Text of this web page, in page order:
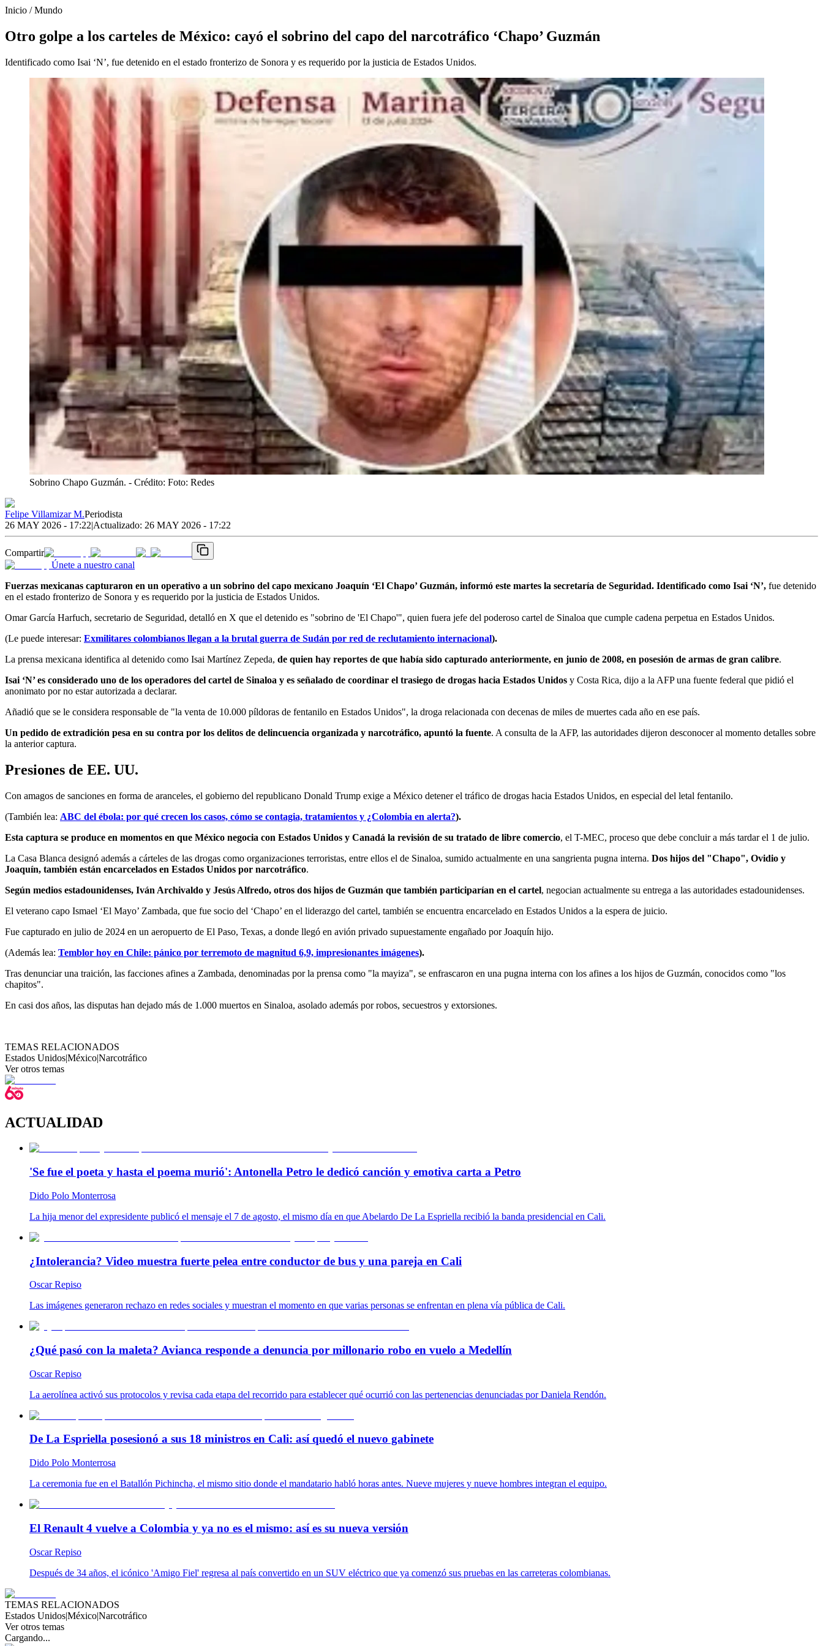
Inicio /Mundo
Otro golpe a los carteles de México: cayó el sobrino del capo del narcotráfico ‘Chapo’ Guzmán
Identificado como Isai ‘N’, fue detenido en el estado fronterizo de Sonora y es requerido por la justicia de Estados Unidos.
Sobrino Chapo Guzmán. - Crédito: Foto: Redes
Felipe Villamizar M.Periodista
26 MAY 2026 - 17:22|Actualizado: 26 MAY 2026 - 17:22
Compartir
Únete a nuestro canal
Fuerzas mexicanas capturaron en un operativo a un sobrino del capo mexicano Joaquín ‘El Chapo’ Guzmán, informó este martes la secretaría de Seguridad. Identificado como Isai ‘N’, fue detenido
en el estado fronterizo de Sonora y es requerido por la justicia de Estados Unidos.
Omar García Harfuch, secretario de Seguridad, detalló en X que el detenido es "sobrino de 'El Chapo'", quien fuera jefe del poderoso cartel de Sinaloa que cumple cadena perpetua en Estados Unidos.
(Le puede interesar: Exmilitares colombianos llegan a la brutal guerra de Sudán por red de reclutamiento internacional).
La prensa mexicana identifica al detenido como Isai Martínez Zepeda, de quien hay reportes de que había sido capturado anteriormente, en junio de 2008, en posesión de armas de gran calibre.
Isai ‘N’ es considerado uno de los operadores del cartel de Sinaloa y es señalado de coordinar el trasiego de drogas hacia Estados Unidos y Costa Rica, dijo a la AFP una fuente federal que pidió el
anonimato por no estar autorizada a declarar.
Añadió que se le considera responsable de "la venta de 10.000 píldoras de fentanilo en Estados Unidos", la droga relacionada con decenas de miles de muertes cada año en ese país.
Un pedido de extradición pesa en su contra por los delitos de delincuencia organizada y narcotráfico, apuntó la fuente. A consulta de la AFP, las autoridades dijeron desconocer al momento detalles sobre
la anterior captura.
Presiones de EE. UU.
Con amagos de sanciones en forma de aranceles, el gobierno del republicano Donald Trump exige a México detener el tráfico de drogas hacia Estados Unidos, en especial del letal fentanilo.
(También lea: ABC del ébola: por qué crecen los casos, cómo se contagia, tratamientos y ¿Colombia en alerta?).
Esta captura se produce en momentos en que México negocia con Estados Unidos y Canadá la revisión de su tratado de libre comercio, el T-MEC, proceso que debe concluir a más tardar el 1 de julio.
La Casa Blanca designó además a cárteles de las drogas como organizaciones terroristas, entre ellos el de Sinaloa, sumido actualmente en una sangrienta pugna interna. Dos hijos del "Chapo", Ovidio y
Joaquín, también están encarcelados en Estados Unidos por narcotráfico.
Según medios estadounidenses, Iván Archivaldo y Jesús Alfredo, otros dos hijos de Guzmán que también participarían en el cartel, negocian actualmente su entrega a las autoridades estadounidenses.
El veterano capo Ismael ‘El Mayo’ Zambada, que fue socio del ‘Chapo’ en el liderazgo del cartel, también se encuentra encarcelado en Estados Unidos a la espera de juicio.
Fue capturado en julio de 2024 en un aeropuerto de El Paso, Texas, a donde llegó en avión privado supuestamente engañado por Joaquín hijo.
(Además lea: Temblor hoy en Chile: pánico por terremoto de magnitud 6,9, impresionantes imágenes).
Tras denunciar una traición, las facciones afines a Zambada, denominadas por la prensa como "la mayiza", se enfrascaron en una pugna interna con los afines a los hijos de Guzmán, conocidos como "los
chapitos".
En casi dos años, las disputas han dejado más de 1.000 muertos en Sinaloa, asolado además por robos, secuestros y extorsiones.
TEMAS RELACIONADOS
Estados Unidos|México|Narcotráfico
Ver otros temas
ACTUALIDAD
'Se fue el poeta y hasta el poema murió': Antonella Petro le dedicó canción y emotiva carta a Petro
Dido Polo Monterrosa
La hija menor del expresidente publicó el mensaje el 7 de agosto, el mismo día en que Abelardo De La Espriella recibió la banda presidencial en Cali.
¿Intolerancia? Video muestra fuerte pelea entre conductor de bus y una pareja en Cali
Oscar Repiso
Las imágenes generaron rechazo en redes sociales y muestran el momento en que varias personas se enfrentan en plena vía pública de Cali.
¿Qué pasó con la maleta? Avianca responde a denuncia por millonario robo en vuelo a Medellín
Oscar Repiso
La aerolínea activó sus protocolos y revisa cada etapa del recorrido para establecer qué ocurrió con las pertenencias denunciadas por Daniela Rendón.
De La Espriella posesionó a sus 18 ministros en Cali: así quedó el nuevo gabinete
Dido Polo Monterrosa
La ceremonia fue en el Batallón Pichincha, el mismo sitio donde el mandatario habló horas antes. Nueve mujeres y nueve hombres integran el equipo.
El Renault 4 vuelve a Colombia y ya no es el mismo: así es su nueva versión
Oscar Repiso
Después de 34 años, el icónico 'Amigo Fiel' regresa al país convertido en un SUV eléctrico que ya comenzó sus pruebas en las carreteras colombianas.
TEMAS RELACIONADOS
Estados Unidos|México|Narcotráfico
Ver otros temas
Cargando...